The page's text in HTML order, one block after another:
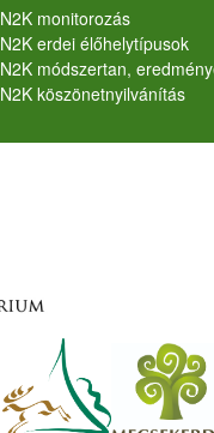
N2K monitorozás
N2K erdei élőhelytípusok
N2K módszertan,
N2K köszönetnyilvánítás